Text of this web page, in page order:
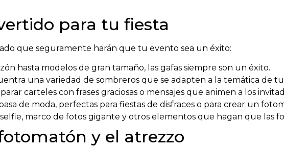
para tu fiesta
que seguramente harán que tu evento sea un éxito:
hasta modelos de gran tamaño, las gafas siempre son un éxito.
una variedad de sombreros que se adapten a la temática de
carteles con frases graciosas o mensajes que animen a los
de moda, perfectas para fiestas de disfraces o para crear un
selfie, marco de fotos gigante y otros elementos que hagan que las
y el atrezzo